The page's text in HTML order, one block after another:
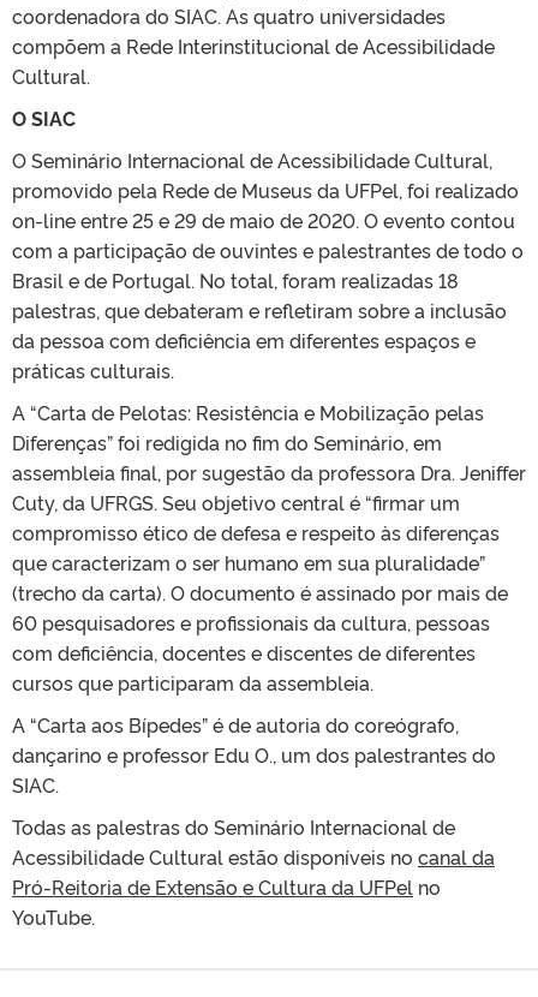
coordenadora do SIAC. As quatro universidades
compõem a Rede Interinstitucional de Acessibilidade
Cultural.
O SIAC
O Seminário Internacional de Acessibilidade Cultural,
promovido pela Rede de Museus da UFPel, foi realizado
on-line entre 25 e 29 de maio de 2020. O evento contou
com a participação de ouvintes e palestrantes de todo o
Brasil e de Portugal. No total, foram realizadas 18
palestras, que debateram e refletiram sobre a inclusão
da pessoa com deficiência em diferentes espaços e
práticas culturais.
A “Carta de Pelotas: Resistência e Mobilização pelas
Diferenças” foi redigida no fim do Seminário, em
assembleia final, por sugestão da professora Dra. Jeniffer
Cuty, da UFRGS. Seu objetivo central é “firmar um
compromisso ético de defesa e respeito às diferenças
que caracterizam o ser humano em sua pluralidade”
(trecho da carta). O documento é assinado por mais de
60 pesquisadores e profissionais da cultura, pessoas
com deficiência, docentes e discentes de diferentes
cursos que participaram da assembleia.
A “Carta aos Bípedes” é de autoria do coreógrafo,
dançarino e professor Edu O., um dos palestrantes do
SIAC.
Todas as palestras do Seminário Internacional de
Acessibilidade Cultural estão disponíveis no canal da
Pró-Reitoria de Extensão e Cultura da UFPel no
YouTube.